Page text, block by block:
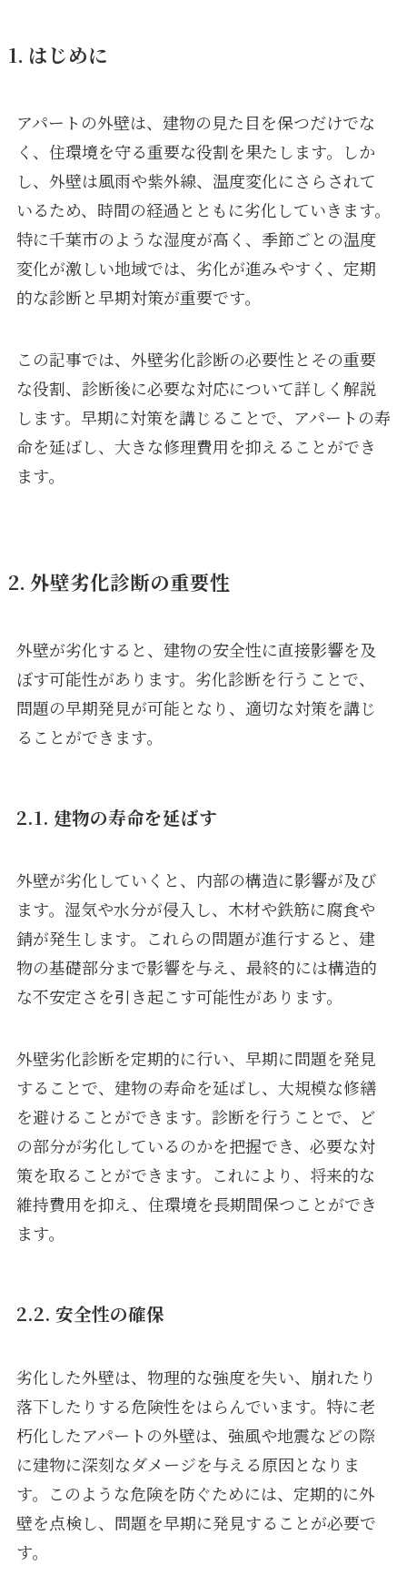
1. はじめに
アパートの外壁は、建物の見た目を保つだけでな
く、住環境を守る重要な役割を果たします。しか
し、外壁は風雨や紫外線、温度変化にさらされて
いるため、時間の経過とともに劣化していきます。
特に千葉市のような湿度が高く、季節ごとの温度
変化が激しい地域では、劣化が進みやすく、定期
的な診断と早期対策が重要です。
この記事では、外壁劣化診断の必要性とその重要
な役割、診断後に必要な対応について詳しく解説
します。早期に対策を講じることで、アパートの寿
命を延ばし、大きな修理費用を抑えることができ
ます。
2. 外壁劣化診断の重要性
外壁が劣化すると、建物の安全性に直接影響を及
ぼす可能性があります。劣化診断を行うことで、
問題の早期発見が可能となり、適切な対策を講じ
ることができます。
2.1. 建物の寿命を延ばす
外壁が劣化していくと、内部の構造に影響が及び
ます。湿気や水分が侵入し、木材や鉄筋に腐食や
錆が発生します。これらの問題が進行すると、建
物の基礎部分まで影響を与え、最終的には構造的
な不安定さを引き起こす可能性があります。
外壁劣化診断を定期的に行い、早期に問題を発見
することで、建物の寿命を延ばし、大規模な修繕
を避けることができます。診断を行うことで、ど
の部分が劣化しているのかを把握でき、必要な対
策を取ることができます。これにより、将来的な
維持費用を抑え、住環境を長期間保つことができ
ます。
2.2. 安全性の確保
劣化した外壁は、物理的な強度を失い、崩れたり
落下したりする危険性をはらんでいます。特に老
朽化したアパートの外壁は、強風や地震などの際
に建物に深刻なダメージを与える原因となりま
す。このような危険を防ぐためには、定期的に外
壁を点検し、問題を早期に発見することが必要で
す。